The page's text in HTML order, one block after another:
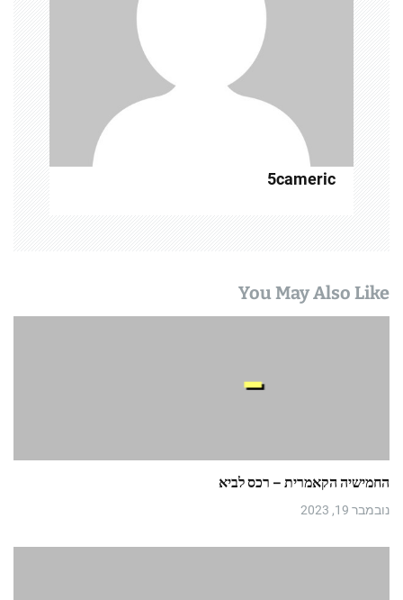
5cameric
You May Also Like
החמישיה הקאמרית – רכס לביא
נובמבר 19, 2023